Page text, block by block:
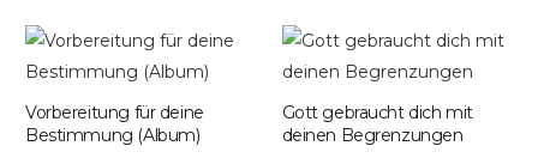
Vorbereitung für deine
Bestimmung (Album)
Gott gebraucht dich mit
deinen Begrenzungen